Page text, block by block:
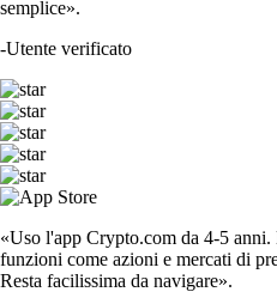
semplice».
-Utente verificato
«Uso l'app Crypto.com da 4-5
funzioni come azioni e mercati di
Resta facilissima da navigare».